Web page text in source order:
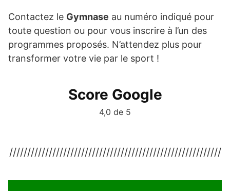
Contactez le Gymnase au numéro indiqué pour
toute question ou pour vous inscrire à l’un des
programmes proposés. N’attendez plus pour
transformer votre vie par le sport !
Score Google
4,0 de 5
///////////////////////////////////////////////////////////